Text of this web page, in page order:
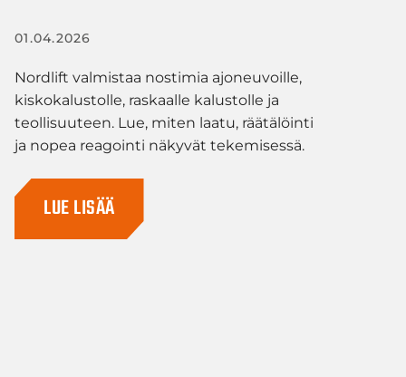
01.04.2026
Nordlift valmistaa nostimia ajoneuvoille,
kiskokalustolle, raskaalle kalustolle ja
teollisuuteen. Lue, miten laatu, räätälöinti
ja nopea reagointi näkyvät tekemisessä.
LUE LISÄÄ